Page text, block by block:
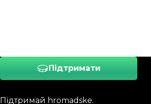
Підтримати
Підтримай hromadske.